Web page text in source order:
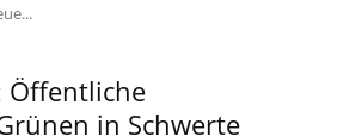
Öffentliche
in Schwerte